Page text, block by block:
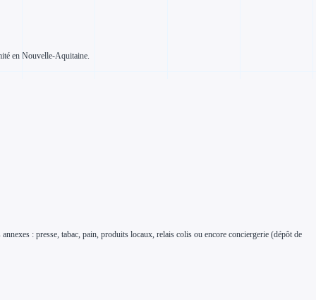
en Nouvelle-Aquitaine.
: presse, tabac, pain, produits locaux, relais colis ou encore conciergerie (dépôt de